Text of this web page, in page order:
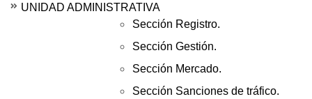
UNIDAD ADMINISTRATIVA
Sección Registro.
Sección Gestión.
Sección Mercado.
Sección Sanciones de tráfico.